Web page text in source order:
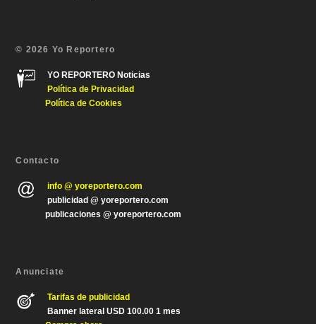
© 2026 Yo Reportero
YO REPORTERO Noticias
Política de Privacidad
Política de Cookies
Contacto
info @ yoreportero.com
publicidad @ yoreportero.com
publicaciones @ yoreportero.com
Anunciate
Tarifas de publicidad
Banner lateral USD 100.00 1 mes